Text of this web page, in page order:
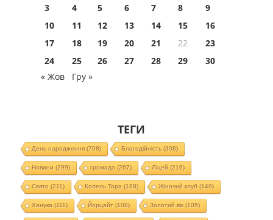
3
4 5 6 7 8
9
10
11 12 13 14 15
16
17
18 19 20 21 22
23
24
25 26 27 28 29
30
« Жов
Гру »
ТЕГИ
День народження(708) Благодійність(308)
Новини (299) громада (267) Ліцей (216)
Свято (211) Колель Тора (188) Жіночий клуб (149)
Ханука (111) Йорцайт (108) Золотий вік(105)